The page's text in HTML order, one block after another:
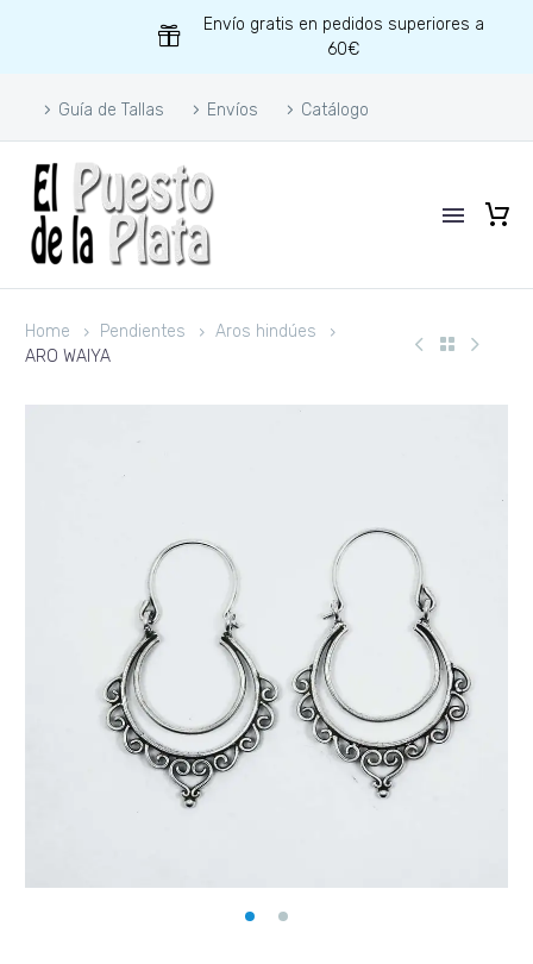
Envío gratis en pedidos superiores a
60€
Guía de Tallas Envíos Catálogo
Home Pendientes
Aros hindúes
ARO WAIYA